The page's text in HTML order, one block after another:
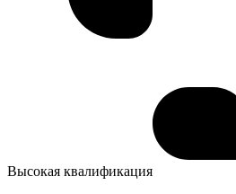
Высокая квалификация